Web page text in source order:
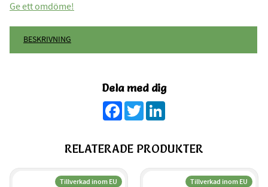
Ge ett omdöme!
BESKRIVNING
Dela med dig
Facebook
Twitter
RELATERADE PRODUKTER
Tillverkad inom EU Tillverkad inom EU